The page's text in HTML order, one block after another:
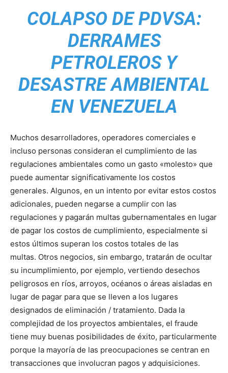
COLAPSO DE PDVSA:
DERRAMES
PETROLEROS Y
DESASTRE AMBIENTAL
EN VENEZUELA
Muchos desarrolladores, operadores comerciales e
incluso personas consideran el cumplimiento de las
regulaciones ambientales como un gasto «molesto» que
puede aumentar significativamente los costos
generales. Algunos, en un intento por evitar estos costos
adicionales, pueden negarse a cumplir con las
regulaciones y pagarán multas gubernamentales en lugar
de pagar los costos de cumplimiento, especialmente si
estos últimos superan los costos totales de las
multas. Otros negocios, sin embargo, tratarán de ocultar
su incumplimiento, por ejemplo, vertiendo desechos
peligrosos en ríos, arroyos, océanos o áreas aisladas en
lugar de pagar para que se lleven a los lugares
designados de eliminación / tratamiento. Dada la
complejidad de los proyectos ambientales, el fraude
tiene muy buenas posibilidades de éxito, particularmente
porque la mayoría de las preocupaciones se centran en
transacciones que involucran pagos y adquisiciones.